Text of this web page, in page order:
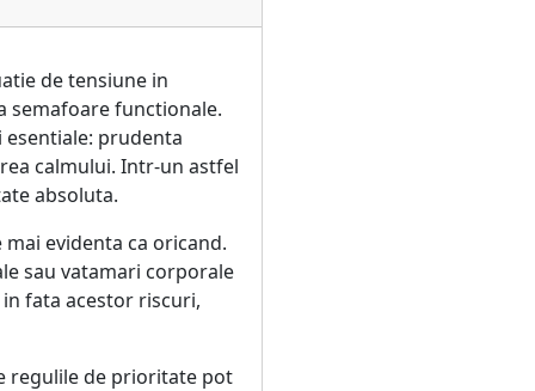
de tensiune in
semafoare functionale.
prudenta
calmului. Intr-un astfel
absoluta.
evidenta ca oricand.
sau vatamari corporale
fata acestor riscuri,
regulile de prioritate pot